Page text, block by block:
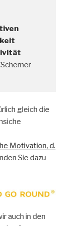
gleich die
Motivation, d.
Sie dazu
auch in den